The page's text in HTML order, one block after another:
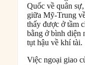
Quốc về quân
giữa Mỹ-Trung
thấy được ở tầm
bằng ở bình diện
tụt hậu về khí tài.
Việc ngoại giao